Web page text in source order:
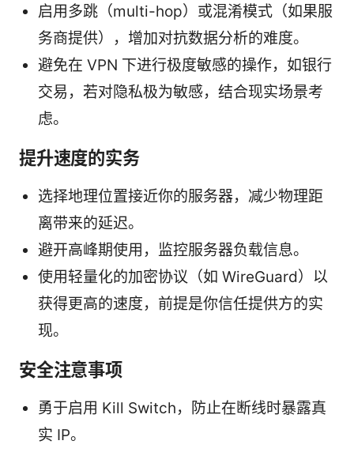
启用多跳（multi-hop）或混淆模式（如果服
务商提供），增加对抗数据分析的难度。
避免在 VPN 下进行极度敏感的操作，如银行
交易，若对隐私极为敏感，结合现实场景考
虑。
提升速度的实务
选择地理位置接近你的服务器，减少物理距
离带来的延迟。
避开高峰期使用，监控服务器负载信息。
使用轻量化的加密协议（如 WireGuard）以
获得更高的速度，前提是你信任提供方的实
现。
安全注意事项
勇于启用 Kill Switch，防止在断线时暴露真
实 IP。